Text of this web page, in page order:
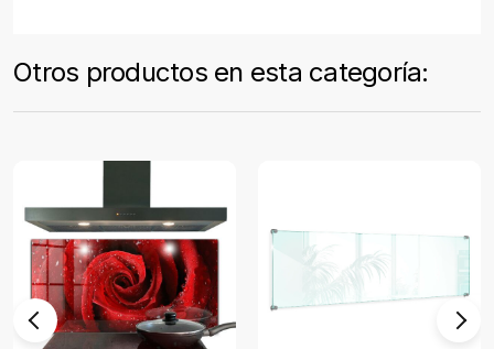
Otros productos en esta categoría: